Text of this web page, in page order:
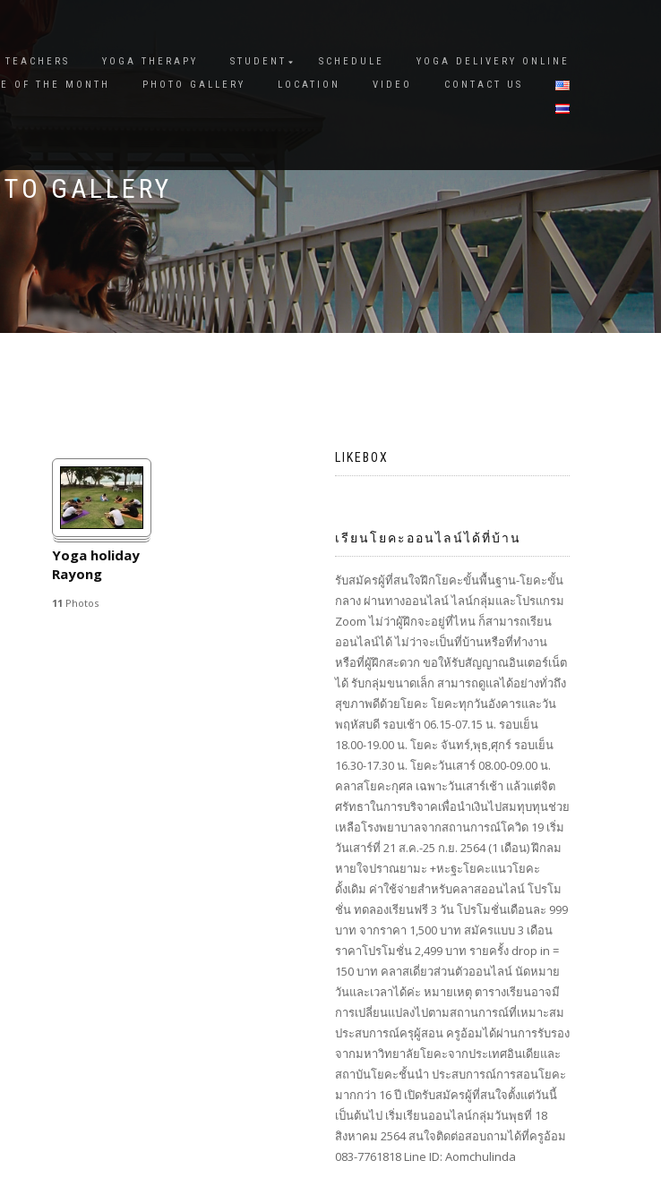
TEACHERS YOGA THERAPY STUDENT SCHEDULE
YOGA DELIVERY ONLINE
OF THE MONTH PHOTO GALLERY LOCATION VIDEO CONTACT US
GALLERY
Yoga holiday
Rayong
11 Photos
LIKEBOX
เรียนโยคะออนไลน์ได้ที่บ้าน
รับสมัครผู้ที่สนใจฝึกโยคะขั้นพื้นฐาน-โยคะขั้น
กลาง ผ่านทางออนไลน์ ไลน์กลุ่มและโปรแกรม
Zoom ไม่ว่าผู้ฝึกจะอยู่ที่ไหน ก็สามารถเรียน
ออนไลน์ได้ ไม่ว่าจะเป็นที่บ้านหรือที่ทำงาน
หรือที่ผู้ฝึกสะดวก ขอให้รับสัญญาณอินเตอร์เน็ต
ได้ รับกลุ่มขนาดเล็ก สามารถดูแลได้อย่างทั่วถึง
สุขภาพดีด้วยโยคะ โยคะทุกวันอังคารและวัน
พฤหัสบดี รอบเช้า 06.15-07.15 น. รอบเย็น
18.00-19.00 น. โยคะ จันทร์,พุธ,ศุกร์ รอบเย็น
16.30-17.30 น. โยคะวันเสาร์ 08.00-09.00 น.
คลาสโยคะกุศล เฉพาะวันเสาร์เช้า แล้วแต่จิต
ศรัทธาในการบริจาคเพื่อนำเงินไปสมทุบทุนช่วย
เหลือโรงพยาบาลจากสถานการณ์โควิด 19 เริ่ม
วันเสาร์ที่ 21 ส.ค.-25 ก.ย. 2564 (1 เดือน) ฝึกลม
หายใจปราณยามะ +หะฐะโยคะแนวโยคะ
ดั้งเดิม ค่าใช้จ่ายสำหรับคลาสออนไลน์ โปรโม
ชั่น ทดลองเรียนฟรี 3 วัน โปรโมชั่นเดือนละ 999
บาท จากราคา 1,500 บาท สมัครแบบ 3 เดือน
ราคาโปรโมชั่น 2,499 บาท รายครั้ง drop in =
150 บาท คลาสเดี่ยวส่วนตัวออนไลน์ นัดหมาย
วันและเวลาได้ค่ะ หมายเหตุ ตารางเรียนอาจมี
การเปลี่ยนแปลงไปตามสถานการณ์ที่เหมาะสม
ประสบการณ์ครุผู้สอน ครูอ้อมได้ผ่านการรับรอง
จากมหาวิทยาลัยโยคะจากประเทศอินเดียและ
สถาบันโยคะชั้นนำ ประสบการณ์การสอนโยคะ
มากกว่า 16 ปี เปิดรับสมัครผู้ที่สนใจตั้งแต่วันนี้
เป็นต้นไป เริ่มเรียนออนไลน์กลุ่มวันพุธที่ 18
สิงหาคม 2564 สนใจติดต่อสอบถามได้ที่ครูอ้อม
083-7761818 Line ID: Aomchulinda